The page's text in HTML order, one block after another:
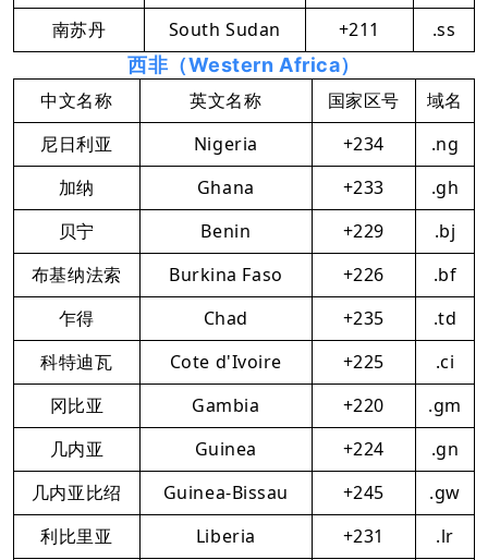
南苏丹
South Sudan +211 .ss
西非（Western Africa）
中文名称 英文名称 国家区号
域名
尼日利亚
Nigeria +234
.ng
加纳
Ghana +233
.gh
贝宁
Benin +229
.bj
布基纳法索
Burkina Faso +226
.bf
乍得
Chad +235
.td
科特迪瓦
Cote d'Ivoire +225
.ci
冈比亚
Gambia +220
.gm
几内亚
Guinea +224
.gn
几内亚比绍
Guinea-Bissau +245
.gw
利比里亚
Liberia +231
.lr